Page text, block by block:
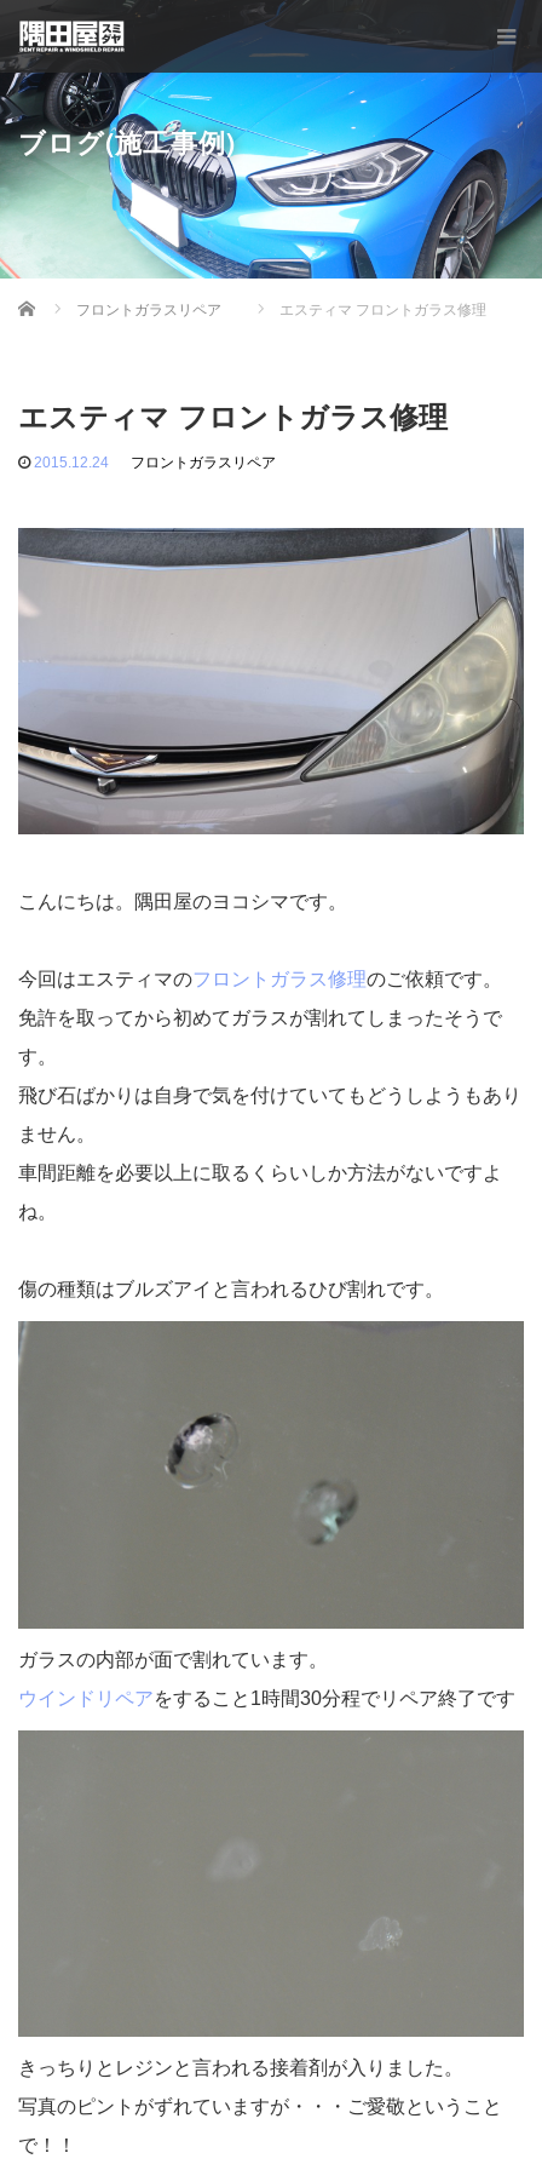
ブログ(施工事例)
Home フロントガラスリペア エスティマ フロントガラス修理
エスティマ フロントガラス修理
2015.12.24 フロントガラスリペア
こんにちは。隅田屋のヨコシマです。
今回はエスティマのフロントガラス修理のご依頼です。
免許を取ってから初めてガラスが割れてしまったそうで
す。
飛び石ばかりは自身で気を付けていてもどうしようもあり
ません。
車間距離を必要以上に取るくらいしか方法がないですよ
ね。
傷の種類はブルズアイと言われるひび割れです。
ガラスの内部が面で割れています。
ウインドリペアをすること1時間30分程でリペア終了です
きっちりとレジンと言われる接着剤が入りました。
写真のピントがずれていますが・・・ご愛敬ということ
で！！